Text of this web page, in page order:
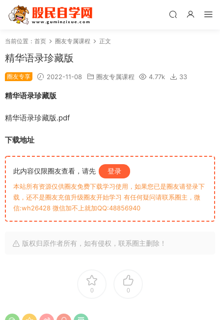
当前位置： 首页 圈友专属课程 正文
精华语录珍藏版
圈友专享 2022-11-08 圈友专属课程 4.77k 33
精华语录珍藏版
精华语录珍藏版.pdf
下载地址
此内容仅限圈友查看，请先 登录
本站所有资源仅供圈友免费下载学习使用，如果您已是圈友请登录下
载，还不是圈友充值升级圈友开始学习 有任何疑问请联系圈主，微
信:wh26428 微信加不上就加QQ:48856940
版权归原作者所有，如有侵权，联系圈主删除！
0 0